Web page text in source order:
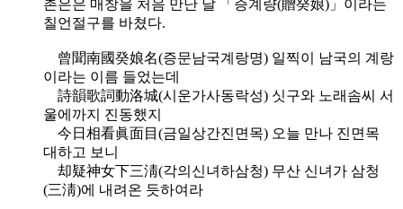
촌은은 매창을 처음 만난 날 「증계량(贈癸娘)」이라는
칠언절구를 바쳤다.
曾聞南國癸娘名(증문남국계랑명) 일찍이 남국의 계랑
이라는 이름 들었는데
詩韻歌詞動洛城(시운가사동락성) 싯구와 노래솜씨 서
울에까지 진동했지
今日相看眞面目(금일상간진면목) 오늘 만나 진면목
대하고 보니
却疑神女下三淸(각의신녀하삼청) 무산 신녀가 삼청
(三淸)에 내려온 듯하여라